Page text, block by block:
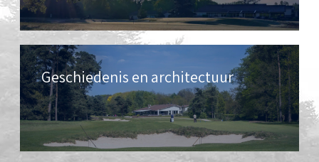
Geschiedenis en architectuur